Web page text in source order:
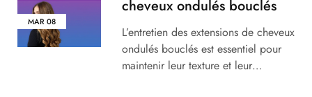
MAR08
cheveux ondulés bouclés
L’entretien des extensions de cheveux
ondulés bouclés est essentiel pour
maintenir leur texture et leur…